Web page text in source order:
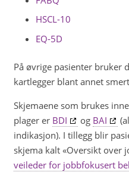
HSCL-10
EQ-5D
På øvrige pasienter bruker
kartlegger blant annet
Skjemaene som brukes
plager er BDI og BAI
indikasjon). I tillegg blir
skjema kalt «Oversikt over
veileder for jobbfokusert